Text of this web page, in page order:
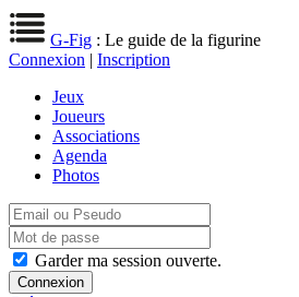
G-Fig : Le guide de la figurine
Connexion | Inscription
Jeux
Joueurs
Associations
Agenda
Photos
Garder ma session ouverte.